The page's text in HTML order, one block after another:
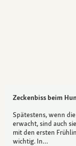
Zeckenbiss beim
Spätestens, wenn
erwacht, sind auch
mit den ersten
wichtig. In…